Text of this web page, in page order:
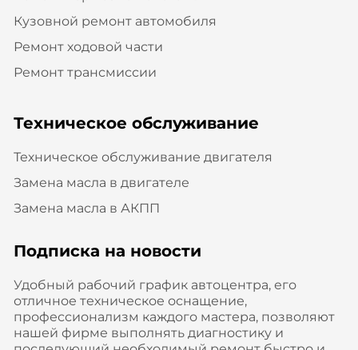
Кузовной ремонт автомобиля
Ремонт ходовой части
Ремонт трансмиссии
Техническое обслуживание
Техническое обслуживание двигателя
Замена масла в двигателе
Замена масла в АКПП
Подписка на новости
Удобный рабочий график автоцентра, его
отличное техническое оснащение,
профессионализм каждого мастера, позволяют
нашей фирме выполнять диагностику и